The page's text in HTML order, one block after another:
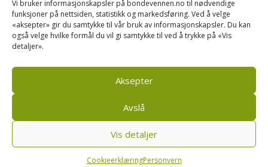
Vi bruker informasjonskapsler på bondevennen.no til nødvendige
funksjoner på nettsiden, statistikk og markedsføring. Ved å velge
«aksepter» gir du samtykke til vår bruk av informasjonskapsler. Du kan
også velge hvilke formål du vil gi samtykke til ved å trykke på «Vis
detaljer».
Aksepter
Avslå
Vis detaljer
CookieerklæringPersonvern
Kusignal
Bondevennen SA, Pb 208, sentrum, 4001 Stavanger
Personvern og cookies regler